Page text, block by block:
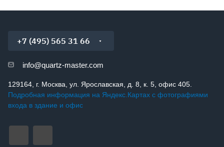
+7 (495) 565 31 66
info@quartz-master.com
129164, г. Москва, ул. Ярославская, д. 8, к. 5, офис 405.
Подробная информация на Яндекс.Картах с фотографиями
входа в здание и офис